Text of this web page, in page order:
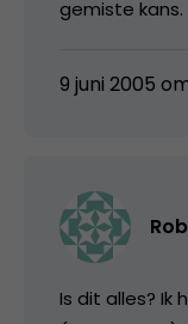
gemiste kans.
9 juni 2005
Is dit alles? Ik